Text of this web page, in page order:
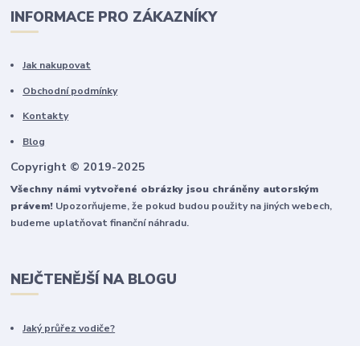
INFORMACE PRO ZÁKAZNÍKY
Jak nakupovat
Obchodní podmínky
Kontakty
Blog
Copyright © 2019-2025
Všechny námi vytvořené obrázky jsou chráněny autorským
právem! Upozorňujeme, že pokud budou použity na jiných webech,
budeme uplatňovat finanční náhradu.
NEJČTENĚJŠÍ NA BLOGU
Jaký průřez vodiče?